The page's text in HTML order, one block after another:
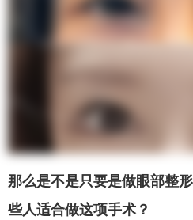
那么是不是只要是做眼部整
些人适合做这项手术？